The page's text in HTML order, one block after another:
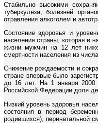
Стабильно высокими
туберкулеза, болезней
отравления алкоголем и
Состояние здоровья и
населения страны, которая в
жизни мужчин на 12 лет
смертности населения из
Снижение рождаемости и
стране впервые было
до 16 лет. На 1 января 2000
Российской Федерации доля
Низкий уровень здоровья
состояния в период
родившихся), перинатальной